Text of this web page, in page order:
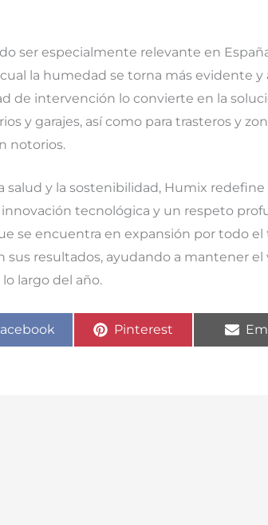
ser especialmente relevante en
la humedad se torna más evidente y
de intervención lo convierte en la
y garajes, así como para trasteros y
notorios.
salud y la sostenibilidad, Humix
tecnológica y un respeto
se encuentra en expansión por todo el
resultados, ayudando a mantener el
largo del año.
Compartir
Pinterest